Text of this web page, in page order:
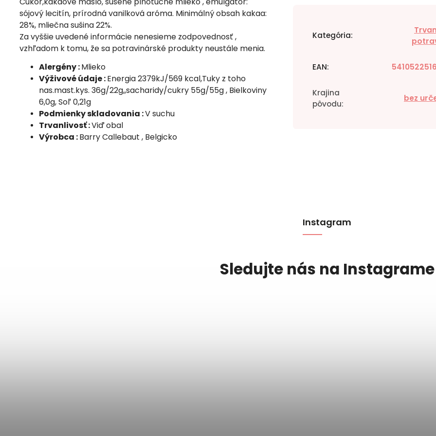
sójový lecitín, prírodná vanilková aróma. Minimálný obsah kakaa:
28%, mliečna sušina 22%.
Za vyššie uvedené informácie nenesieme zodpovednosť ,
vzhľadom k tomu, že sa potravinárské produkty neustále menia.
Alergény :Mlieko
Výživové údaje :Energia 2379kJ/569 kcal,Tuky z toho
nas.mast.kys. 36g/22g,,sacharidy/cukry 55g/55g , Bielkoviny
6,0g, Soľ 0,21g
Podmienky skladovania :V suchu
Trvanlivosť :Viď obal
Výrobca :Barry Callebaut , Belgicko
Kategória:
EAN:
Krajina
pôvodu:
bez
Instagram
Sledujte nás na Instagrame